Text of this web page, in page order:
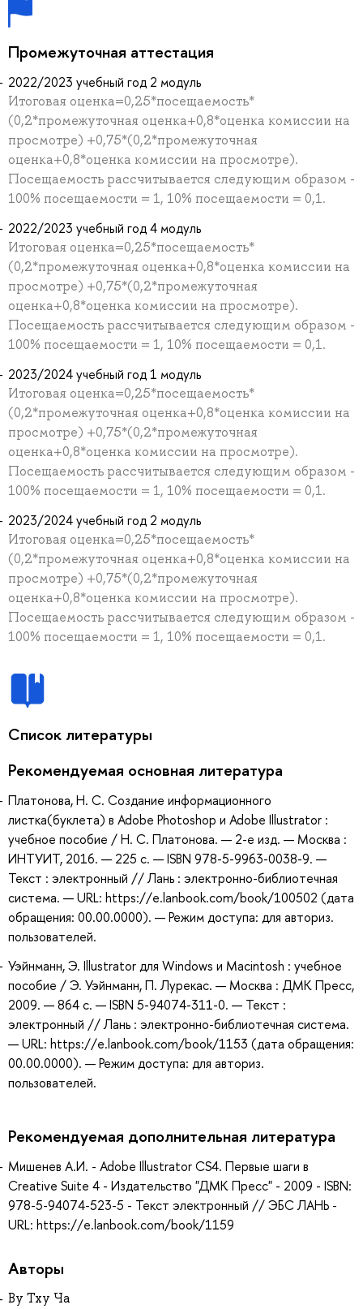
Промежуточная аттестация
2022/2023 учебный год 2 модуль
Итоговая оценка=0,25*посещаемость*
(0,2*промежуточная оценка+0,8*оценка комиссии на
просмотре) +0,75*(0,2*промежуточная
оценка+0,8*оценка комиссии на просмотре).
Посещаемость рассчитывается следующим образом -
100% посещаемости = 1, 10% посещаемости = 0,1.
2022/2023 учебный год 4 модуль
Итоговая оценка=0,25*посещаемость*
(0,2*промежуточная оценка+0,8*оценка комиссии на
просмотре) +0,75*(0,2*промежуточная
оценка+0,8*оценка комиссии на просмотре).
Посещаемость рассчитывается следующим образом -
100% посещаемости = 1, 10% посещаемости = 0,1.
2023/2024 учебный год 1 модуль
Итоговая оценка=0,25*посещаемость*
(0,2*промежуточная оценка+0,8*оценка комиссии на
просмотре) +0,75*(0,2*промежуточная
оценка+0,8*оценка комиссии на просмотре).
Посещаемость рассчитывается следующим образом -
100% посещаемости = 1, 10% посещаемости = 0,1.
2023/2024 учебный год 2 модуль
Итоговая оценка=0,25*посещаемость*
(0,2*промежуточная оценка+0,8*оценка комиссии на
просмотре) +0,75*(0,2*промежуточная
оценка+0,8*оценка комиссии на просмотре).
Посещаемость рассчитывается следующим образом -
100% посещаемости = 1, 10% посещаемости = 0,1.
Список литературы
Рекомендуемая основная литература
Платонова, Н. С. Создание информационного
листка(буклета) в Adobe Photoshop и Adobe Illustrator :
учебное пособие / Н. С. Платонова. — 2-е изд. — Москва :
ИНТУИТ, 2016. — 225 с. — ISBN 978-5-9963-0038-9. —
Текст : электронный // Лань : электронно-библиотечная
система. — URL: https://e.lanbook.com/book/100502 (дата
обращения: 00.00.0000). — Режим доступа: для авториз.
пользователей.
Уэйнманн, Э. Illustrator для Windows и Macintosh : учебное
пособие / Э. Уэйнманн, П. Лурекас. — Москва : ДМК Пресс,
2009. — 864 с. — ISBN 5-94074-311-0. — Текст :
электронный // Лань : электронно-библиотечная система.
— URL: https://e.lanbook.com/book/1153 (дата обращения:
00.00.0000). — Режим доступа: для авториз.
пользователей.
Рекомендуемая дополнительная литература
Мишенев А.И. - Adobe Illustrator СS4. Первые шаги в
Creative Suite 4 - Издательство "ДМК Пресс" - 2009 - ISBN:
978-5-94074-523-5 - Текст электронный // ЭБС ЛАНЬ -
URL: https://e.lanbook.com/book/1159
Авторы
Ву Тху Ча